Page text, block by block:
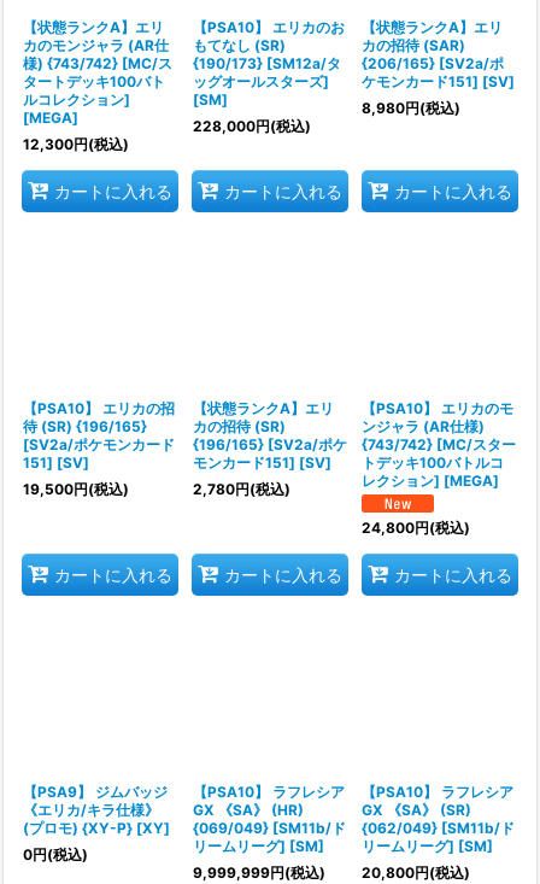
絞り込む
【状態ランクA】エリ
カのモンジャラ (AR仕
様) {743/742} [MC/ス
タートデッキ100バト
ルコレクション]
[MEGA]
12,300円(税込)
カートに入れる
【PSA10】 エリカのお
もてなし (SR)
{190/173} [SM12a/タ
ッグオールスターズ]
[SM]
228,000円(税込)
カートに入れる
【状態ランクA】エリ
カの招待 (SAR)
{206/165} [SV2a/ポ
ケモンカード151] [SV]
8,980円(税込)
カートに入れる
【PSA10】 エリカの招
待 (SR) {196/165}
[SV2a/ポケモンカード
151] [SV]
19,500円(税込)
カートに入れる
【状態ランクA】エリ
カの招待 (SR)
{196/165} [SV2a/ポケ
モンカード151] [SV]
2,780円(税込)
カートに入れる
【PSA10】 エリカのモ
ンジャラ (AR仕様)
{743/742} [MC/スター
トデッキ100バトルコ
レクション] [MEGA]
24,800円(税込)
カートに入れる
【PSA9】 ジムバッジ
《エリカ/キラ仕様》
(プロモ) {XY-P} [XY]
0円(税込)
【PSA10】 ラフレシア
GX 《SA》 (HR)
{069/049} [SM11b/ド
リームリーグ] [SM]
9,999,999円(税込)
【PSA10】 ラフレシア
GX 《SA》 (SR)
{062/049} [SM11b/ド
リームリーグ] [SM]
20,800円(税込)